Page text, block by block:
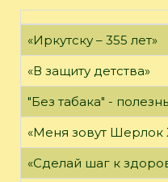
«Иркутску – 355 лет»
«В защиту детства»
"Без табака" -
«Меня зовут Шерлок
«Сделай шаг к